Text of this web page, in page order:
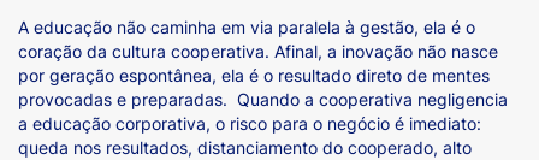
A educação não caminha em via paralela à gestão, ela é o
coração da cultura cooperativa. Afinal, a inovação não nasce
por geração espontânea, ela é o resultado direto de mentes
provocadas e preparadas. Quando a cooperativa negligencia
a educação corporativa, o risco para o negócio é imediato:
queda nos resultados, distanciamento do cooperado, alto